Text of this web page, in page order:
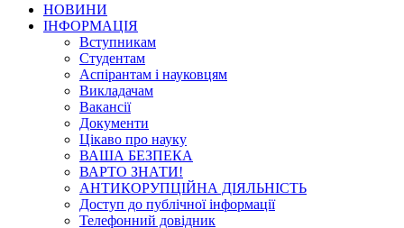
НОВИНИ
ІНФОРМАЦІЯ
Вступникам
Студентам
Аспірантам і науковцям
Викладачам
Вакансії
Документи
Цікаво про науку
ВАША БЕЗПЕКА
ВАРТО ЗНАТИ!
АНТИКОРУПЦІЙНА ДІЯЛЬНІСТЬ
Доступ до публічної інформації
Телефонний довідник